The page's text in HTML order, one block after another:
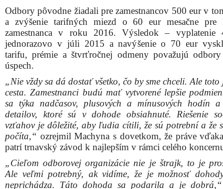
Odbory pôvodne žiadali pre zamestnancov 500 eur v
a zvýšenie tarifných miezd o 60 eur mesačne pre
zamestnanca v roku 2016. Výsledok – vyplatenie
jednorazovo v júli 2015 a navýšenie o 70 eur
tarifu, prémie a štvrťročnej odmeny považujú
úspech.
„Nie vždy sa dá dostať všetko, čo by sme chceli. Ale
cesta. Zamestnanci budú mať vytvorené lepšie
sa týka nadčasov, plusových a mínusových hodín
detailov, ktoré sú v dohode obsiahnuté. Riešenie
vzťahov je dôležité, aby ľudia cítili, že sú potrební a že
počíta,“ ozrejmil Machyna s dovetkom, že práve
patrí trnavský závod k najlepším v rámci celého
„Cieľom odborovej organizácie nie je štrajk, to je
Ale veľmi potrebný, ak vidíme, že je možnosť
neprichádza. Táto dohoda sa podarila a je